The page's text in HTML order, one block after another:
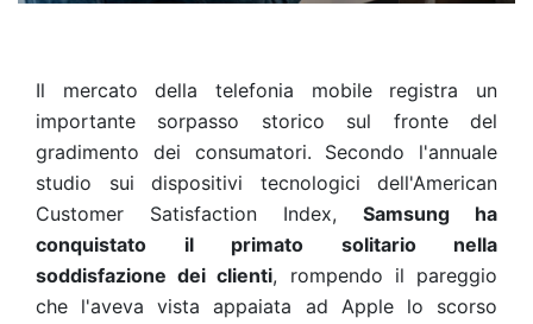
Il mercato della telefonia mobile registra un
importante sorpasso storico sul fronte del
gradimento dei consumatori. Secondo l'annuale
studio sui dispositivi tecnologici dell'American
Customer Satisfaction Index, Samsung ha
conquistato il primato solitario nella
soddisfazione dei clienti, rompendo il pareggio
che l'aveva vista appaiata ad Apple lo scorso